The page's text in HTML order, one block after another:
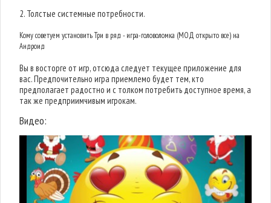
2. Толстые системные потребности.
Кому советуем установить Три в ряд - игра-головоломка (МОД открыто все) на
Андроид
Вы в восторге от игр, отсюда следует текущее приложение для
вас. Предпочительно игра приемлемо будет тем, кто
предполагает радостно и с толком потребить доступное время, а
так же предприимчивым игрокам.
Видео: